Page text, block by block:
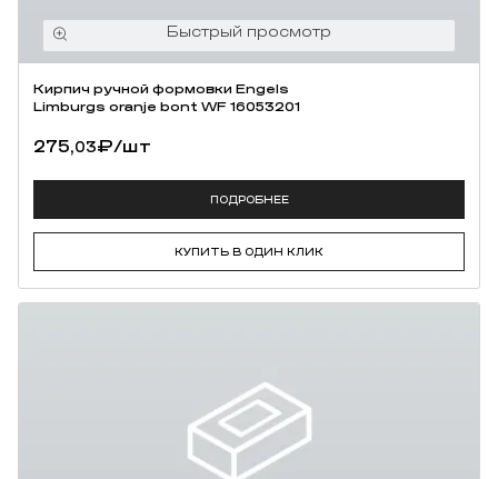
Кирпич ручной формовки Engels
Limburgs oranje bont WF 16053201
275,03₽/шт
ПОДРОБНЕЕ
КУПИТЬ В ОДИН КЛИК